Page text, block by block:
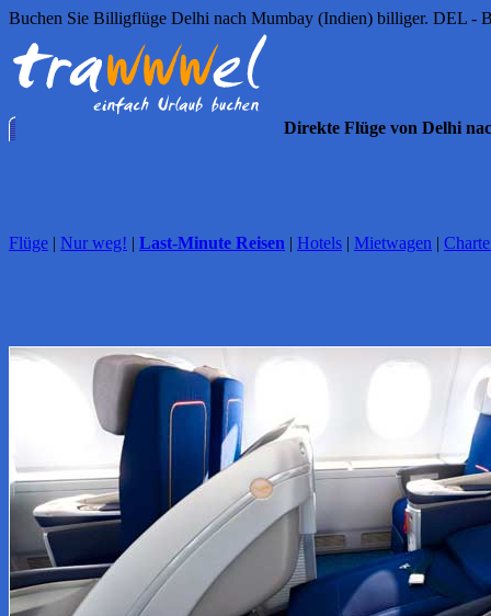
Buchen Sie Billigflüge Delhi nach Mumbay (Indien) billiger. DEL -
Direkte Flüge von Delhi
Flüge | Nur weg! | Last-Minute Reisen | Hotels | Mietwagen |